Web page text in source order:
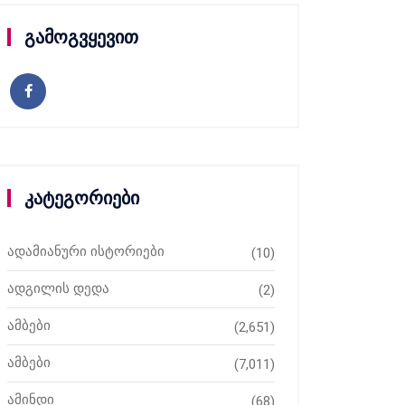
გამოგვყევით
კატეგორიები
ადამიანური ისტორიები (10)
ადგილის დედა (2)
ამბები (2,651)
ამბები (7,011)
ამინდი (68)